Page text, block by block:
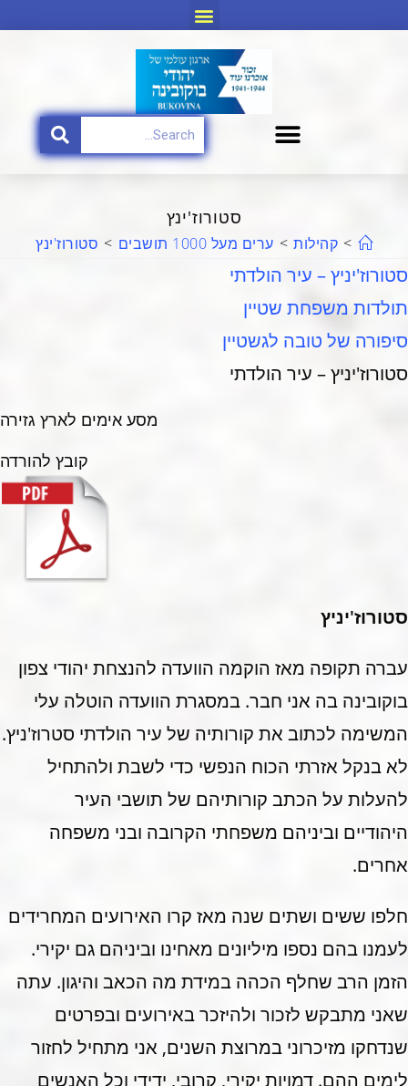
סטורוז'ינץ
> קהילות > ערים מעל 1000 תושבים > סטורוז'ינץ
סטורוז'יניץ – עיר הולדתי
תולדות משפחת שטיין
סיפורה של טובה לגשטיין
סטורוז'יניץ – עיר הולדתי
מסע אימים לארץ גזירה
קובץ להורדה
סטורוז'יניץ
עברה תקופה מאז הוקמה הוועדה להנצחת יהודי צפון
בוקובינה בה אני חבר. במסגרת הוועדה הוטלה עלי
המשימה לכתוב את קורותיה של עיר הולדתי סטרוז'ניץ.
לא בנקל אזרתי הכוח הנפשי כדי לשבת ולהתחיל
להעלות על הכתב קורותיהם של תושבי העיר
היהודיים וביניהם משפחתי הקרובה ובני משפחה
אחרים.
חלפו ששים ושתים שנה מאז קרו האירועים המחרידים
לעמנו בהם נספו מיליונים מאחינו וביניהם גם יקירי.
הזמן הרב שחלף הכהה במידת מה הכאב והיגון. עתה
שאני מתבקש לזכור ולהיזכר באירועים ובפרטים
שנדחקו מזיכרוני במרוצת השנים, אני מתחיל לחזור
לימים ההם. דמויות יקירי, קרובי, ידידי וכל האנשים